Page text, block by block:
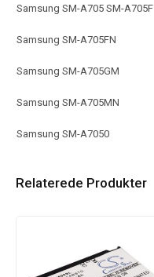
Samsung SM-A705 SM-A705F
Samsung SM-A705FN
Samsung SM-A705GM
Samsung SM-A705MN
Samsung SM-A7050
Relaterede Produkter